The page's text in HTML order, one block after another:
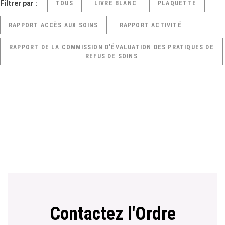
Filtrer par : TOUS LIVRE BLANC PLAQUETTE
RAPPORT ACCÈS AUX SOINS RAPPORT ACTIVITÉ
RAPPORT DE LA COMMISSION D’ÉVALUATION DES PRATIQUES DE
REFUS DE SOINS
Contactez l'Ordre